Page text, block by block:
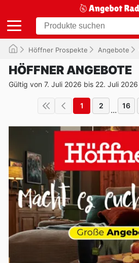
Höffner Prospekte Angebote
HÖFFNER ANGEBOTE
Gültig von 7. Juli 2026 bis 22. Juli 2026
1 2 ... 16